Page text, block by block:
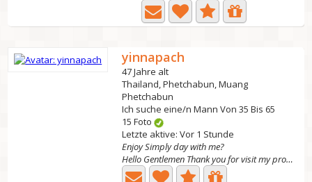
yinnapach
47 Jahre alt
Thailand, Phetchabun, Muang
Phetchabun
Ich suche eine/n Mann Von 35 Bis 65
15 Foto
Letzte aktive: Vor 1 Stunde
Enjoy Simply day with me?
Hello Gentlemen Thank you for visit my profile. I...